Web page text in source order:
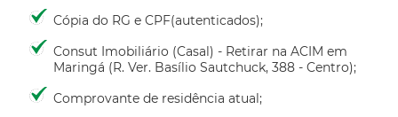
Cópia do RG e CPF(autenticados);
Consut Imobiliário (Casal) - Retirar na ACIM em
Maringá (R. Ver. Basílio Sautchuck, 388 - Centro);
Comprovante de residência atual;